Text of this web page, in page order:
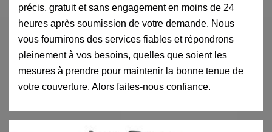
précis, gratuit et sans engagement en moins de 24
heures après soumission de votre demande. Nous
vous fournirons des services fiables et répondrons
pleinement à vos besoins, quelles que soient les
mesures à prendre pour maintenir la bonne tenue de
votre couverture. Alors faites-nous confiance.